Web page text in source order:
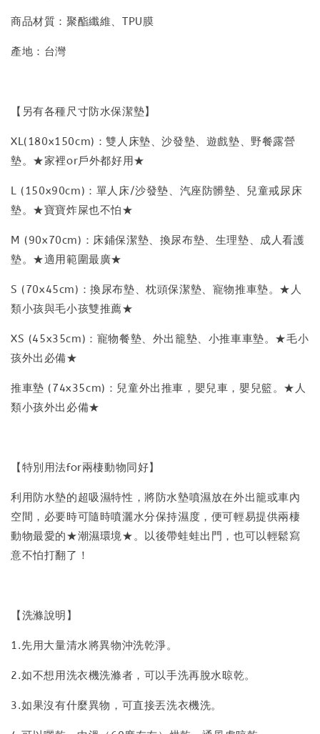
商品材質：聚酯纖維、TPU膜
產地：台灣
【另有各種尺寸防水保潔墊】
XL(180x150cm)：雙人床墊、沙發墊、遊戲墊、野餐露營
墊。★家裡or戶外都好用★
L (150x90cm)：單人床/沙發墊、汽座防髒墊、兒童戒尿床
墊。★寶寶炸屎也不怕★
M (90x70cm)：床鋪保潔墊、換尿布墊、生理墊、成人看護
墊。★適用範圍最廣★
S (70x45cm)：換尿布墊、枕頭保潔墊、寵物推車墊。★人
類小孩與毛小孩雙推薦★
XS (45x35cm)：寵物餐墊、外出籠墊、小推車車墊。★毛小
孩外出必備★
推車墊 (74x35cm)：兒童外出推車，嬰兒車，嬰兒籃。★人
類小孩外出必備★
【特別用法for兩棲動物同好】
利用防水墊的超吸濕特性，將防水墊噴濕放在外出籠或車內
空間，必要時可隨時噴灑水分保持濕度，便可輕易提供兩棲
動物最愛的★潮濕環境★。以後帶蛙蛙出門，也可以輕鬆寫
意不怕打翻了！
【洗滌說明】
1.先用大量清水將異物沖洗乾淨。
2.如不想用洗衣機洗滌者，可以手洗再脫水晾乾。
3.如果沒有什麼異物，可直接丟洗衣機洗。